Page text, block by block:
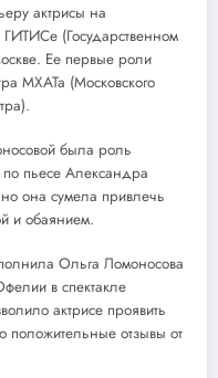
актрисы на
(Государственном
Ее первые роли
МХАТа (Московского
была роль
пьесе Александра
она сумела привлечь
и обаянием.
Ольга Ломоносова
в спектакле
актрисе проявить
положительные отзывы от